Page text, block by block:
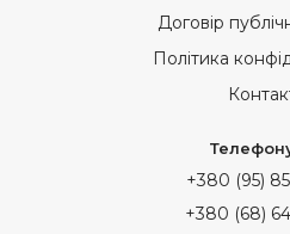
Договір
Політика
+380 (95)
+380 (68)